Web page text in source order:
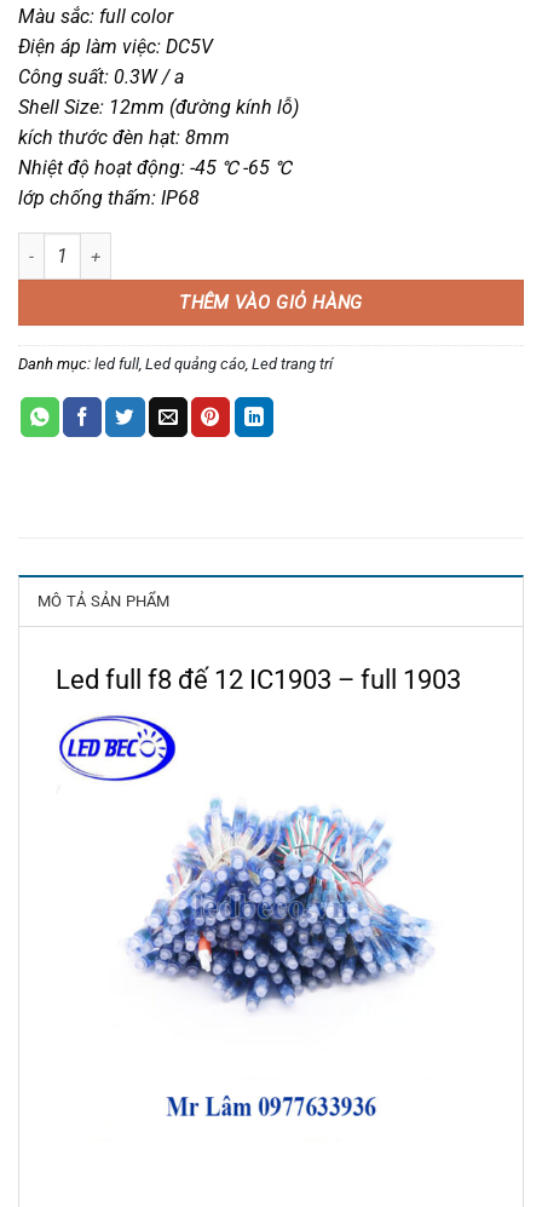
Màu sắc: full color
Điện áp làm việc: DC5V
Công suất: 0.3W / a
Shell Size: 12mm (đường kính lỗ)
kích thước đèn hạt: 8mm
Nhiệt độ hoạt động: -45 ℃ -65 ℃
lớp chống thấm: IP68
Led full f8 đế 12 IC1903 - full 1903 số lượng
THÊM VÀO GIỎ HÀNG
Danh mục: led full Led quảng cáo Led trang trí
MÔ TẢ SẢN PHẨM
Led full f8 đế 12 IC1903 – full 1903